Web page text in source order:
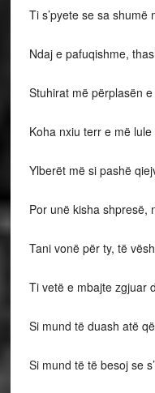
Ti s’pyete se sa shumë
Ndaj e pafuqishme,
Stuhirat më përplasën
Koha nxiu terr e më lule
Ylberët më si pashë
Por unë kisha shpresë,
Tani vonë për ty, të
Ti vetë e mbajte zgjuar
Si mund të duash atë
Si mund të të besoj se